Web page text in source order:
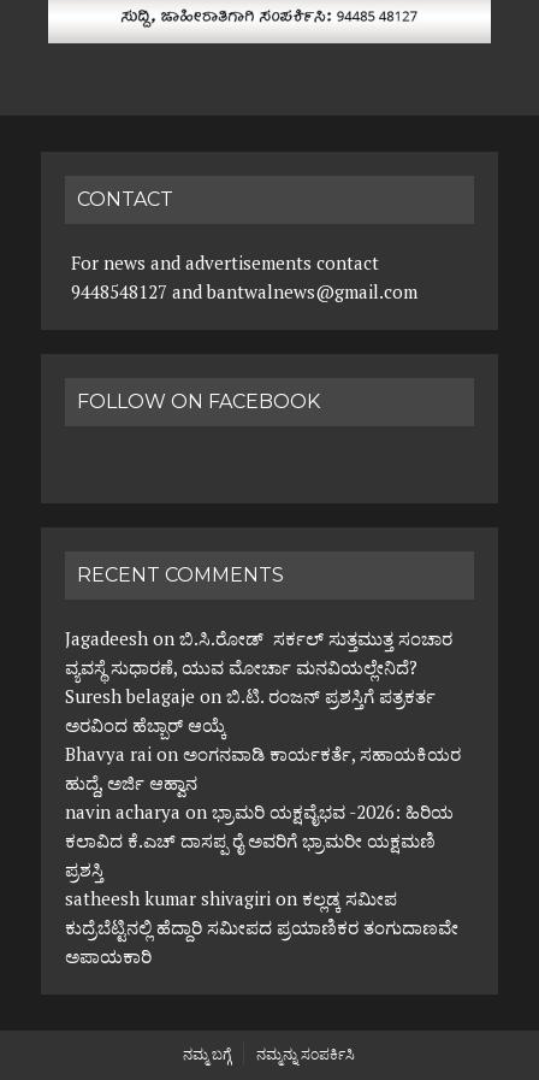
CONTACT
For news and advertisements contact
9448548127 and bantwalnews@gmail.com
FOLLOW ON FACEBOOK
RECENT COMMENTS
Jagadeeshon ಬಿ.ಸಿ.ರೋಡ್ ಸರ್ಕಲ್ ಸುತ್ತಮುತ್ತ ಸಂಚಾರ
ವ್ಯವಸ್ಥೆ ಸುಧಾರಣೆ, ಯುವ ಮೋರ್ಚಾ ಮನವಿಯಲ್ಲೇನಿದೆ?
Suresh belagaje on ಬಿ.ಟಿ. ರಂಜನ್ ಪ್ರಶಸ್ತಿಗೆ ಪತ್ರಕರ್ತ
ಅರವಿಂದ ಹೆಬ್ಬಾರ್ ಆಯ್ಕೆ
Bhavya raion ಅಂಗನವಾಡಿ ಕಾರ್ಯಕರ್ತೆ, ಸಹಾಯಕಿಯರ
ಹುದ್ದೆ, ಅರ್ಜಿ ಆಹ್ವಾನ
navin acharya on ಭ್ರಾಮರಿ ಯಕ್ಷವೈಭವ -2026: ಹಿರಿಯ
ಕಲಾವಿದ ಕೆ.ಎಚ್ ದಾಸಪ್ಪ ರೈ ಅವರಿಗೆ ಭ್ರಾಮರೀ ಯಕ್ಷಮಣಿ
ಪ್ರಶಸ್ತಿ
satheesh kumar shivagirion ಕಲ್ಲಡ್ಕ ಸಮೀಪ
ಕುದ್ರೆಬೆಟ್ಟಿನಲ್ಲಿ ಹೆದ್ದಾರಿ ಸಮೀಪದ ಪ್ರಯಾಣಿಕರ ತಂಗುದಾಣವೇ
ಅಪಾಯಕಾರಿ
ನಮ್ಮ ಬಗ್ಗೆ ನಮ್ಮನ್ನು ಸಂಪರ್ಕಿಸಿ